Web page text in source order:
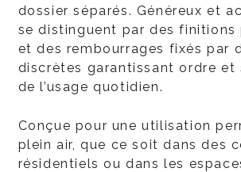
dossier séparés. Généreux et
se distinguent par des finitions
et des rembourrages fixés par
discrètes garantissant ordre
de l’usage quotidien.
Conçue pour une utilisation
plein air, que ce soit dans des
résidentiels ou dans les